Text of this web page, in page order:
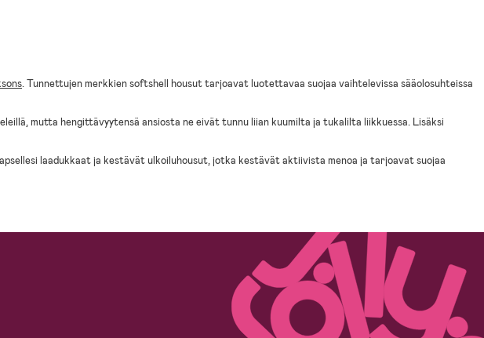
. Tunnettujen merkkien softshell housut tarjoavat luotettavaa suojaa vaihtelevissa sääolosuhteissa
mutta hengittävyytensä ansiosta ne eivät tunnu liian kuumilta ja tukalilta liikkuessa. Lisäksi
laadukkaat ja kestävät ulkoiluhousut, jotka kestävät aktiivista menoa ja tarjoavat suojaa